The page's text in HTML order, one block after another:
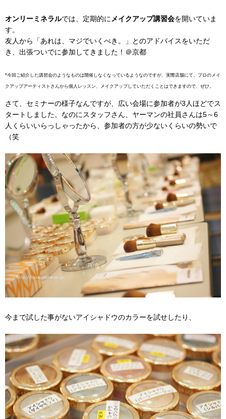
オンリーミネラルでは、定期的に メイクアップ講習会を開いていま
す。
友人から「あれは、マジでいくべき。」とのアドバイスをいただ
き、出張ついでに参加してきました！＠京都
*今回ご紹介した講習会のようなものは開催しなくなっているようなのですが、実際店舗にて、プロのメイ
クアップアーティストさんから個人レッスン、メイクアップしていただくことはできますので、ぜひ。
さて、セミナーの様子なんですが、広い会場に参加者が3人ほどでス
タートしました。なのにスタッフさん、ヤーマンの社員さんは5～6
人くらいいらっしゃったから、参加者の方が少ないくらいの勢いで
（笑
今まで試した事がないアイシャドウのカラーを試せしたり、